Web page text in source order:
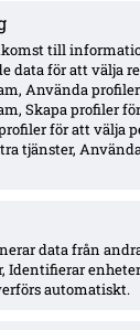
till
data för att välja
Använda
Skapa profiler
för att välja
tjänster,
data från
Identifierar
automatiskt.
Goores firande
mot Gent i
IFK-spelare